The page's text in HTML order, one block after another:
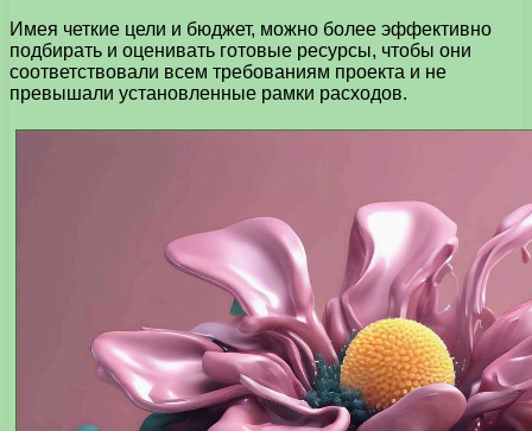
Имея четкие цели и бюджет, можно более эффективно
подбирать и оценивать готовые ресурсы, чтобы они
соответствовали всем требованиям проекта и не
превышали установленные рамки расходов.